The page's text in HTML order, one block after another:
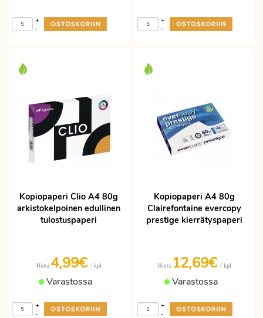
-
+
-
+
Kopiopaperi Clio A4 80g
arkistokelpoinen edullinen
tulostuspaperi
Hinta 4,99€ / kpl
Varastossa
-
+
Kopiopaperi A4 80g
Clairefontaine evercopy
prestige kierrätyspaperi
Hinta 12,69€ / kpl
Varastossa
-
+